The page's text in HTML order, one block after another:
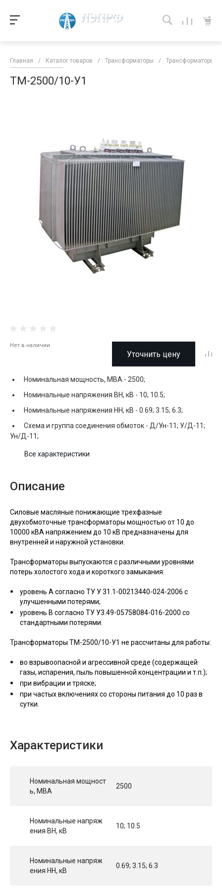
Главная / Каталог товаров / Трансформаторы / Трансформаторы
ТМ-2500/10-У1
Нет в наличии
Уточнить цену
Номинальная мощность, МВА - 2500;
Номинальные напряжения ВН, кВ - 10; 10.5;
Номинальные напряжения НН, кВ - 0.69; 3.15; 6.3;
Схема и группа соединения обмоток - Д/Ун-11; У/Д-11;
Ун/Д-11;
Все характеристики
Описание
Силовые масляные понижающие трехфазные
двухобмоточные трансформаторы мощностью от 10 до
10000 кВА напряжением до 10 кВ предназначены для
внутренней и наружной установки.
Трансформаторы выпускаются с различными уровнями
потерь холостого хода и короткого замыкания:
уровень А согласно ТУ У 31.1-00213440-024-2006 с
улучшенными потерями;
уровень В согласно ТУ У3.49-05758084-016-2000 со
стандартными потерями.
Трансформаторы ТМ-2500/10-У1 не рассчитаны для работы:
во взрывоопасной и агрессивной среде (содержащей
газы, испарения, пыль повышенной концентрации и т.п.);
при вибрации и тряске;
при частых включениях со стороны питания до 10 раз в
сутки.
Характеристики
Номинальная мощност
ь, МВА
2500
Номинальные напряж
ения ВН, кВ
10; 10.5
Номинальные напряж
ения НН, кВ
0.69; 3.15; 6.3